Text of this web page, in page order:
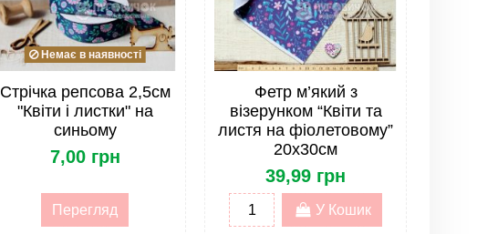
Немає в наявності
Стрічка репсова 2,5см
"Квіти і листки" на
синьому
7,00 грн
Перегляд
Фетр м’який з
візерунком “Квіти та
листя на фіолетовому”
20х30см
39,99 грн
У Кошик